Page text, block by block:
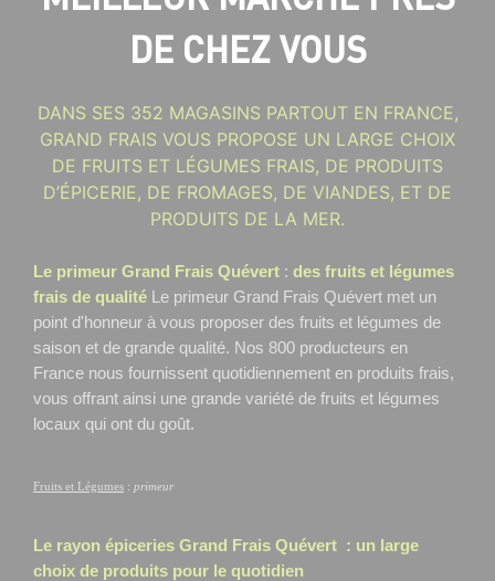
DE CHEZ VOUS
DANS SES 352 MAGASINS PARTOUT EN FRANCE,
GRAND FRAIS VOUS PROPOSE UN LARGE CHOIX
DE FRUITS ET LÉGUMES FRAIS, DE PRODUITS
D’ÉPICERIE, DE FROMAGES, DE VIANDES, ET DE
PRODUITS DE LA MER.
Le primeur Grand Frais Quévert : des fruits et légumes
frais de qualité Le primeur Grand Frais Quévert met un
point d'honneur à vous proposer des fruits et légumes de
saison et de grande qualité. Nos 800 producteurs en
France nous fournissent quotidiennement en produits frais,
vous offrant ainsi une grande variété de fruits et légumes
locaux qui ont du goût.
Fruits et Légumes : primeur
Le rayon épiceries Grand Frais Quévert : un large
choix de produits pour le quotidien